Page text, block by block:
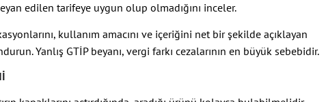
edilen tarifeye uygun olup olmadığını inceler.
kullanım amacını ve içeriğini net bir şekilde açıklayan
Yanlış GTİP beyanı, vergi farkı cezalarının en büyük sebebidir.